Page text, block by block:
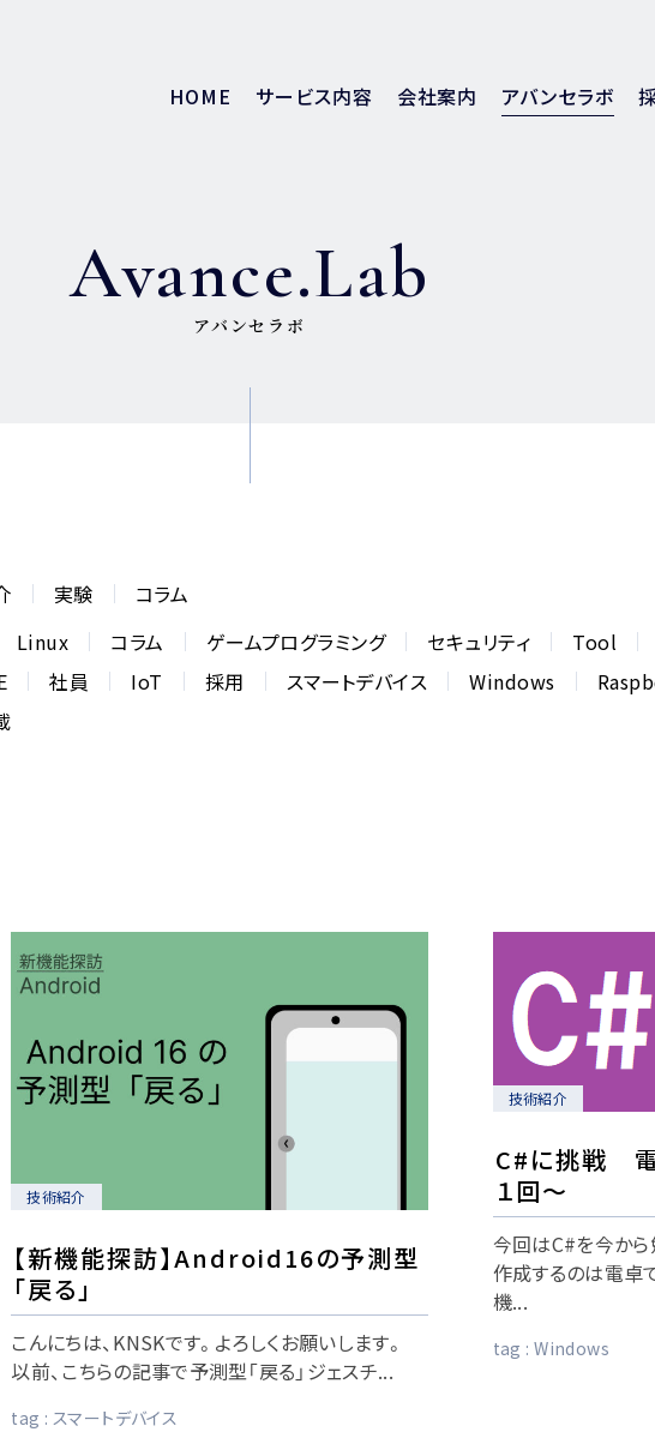
HOME サービス内容 会社案内 アバンセラボ
Avance.Lab
アバンセラボ
実験 コラム
Linux コラム ゲームプログラミング セキュリティ Tool
社員 IoT 採用 スマートデバイス Windows
技術紹介
【新機能探訪】Android16の予測型
「戻る」
こんにちは、KNSKです。よろしくお願いします。
以前、こちらの記事で予測型「戻る」ジェスチ...
tag : スマートデバイス
技術紹介
C#に挑戦 電
１回～
今回はC#を今から
作成するのは電卓
機...
tag :Windows